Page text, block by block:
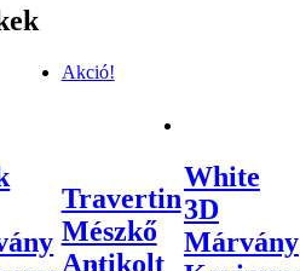
Akció!
Travertin
Mészkő
Antikolt
White
3D
Márvány